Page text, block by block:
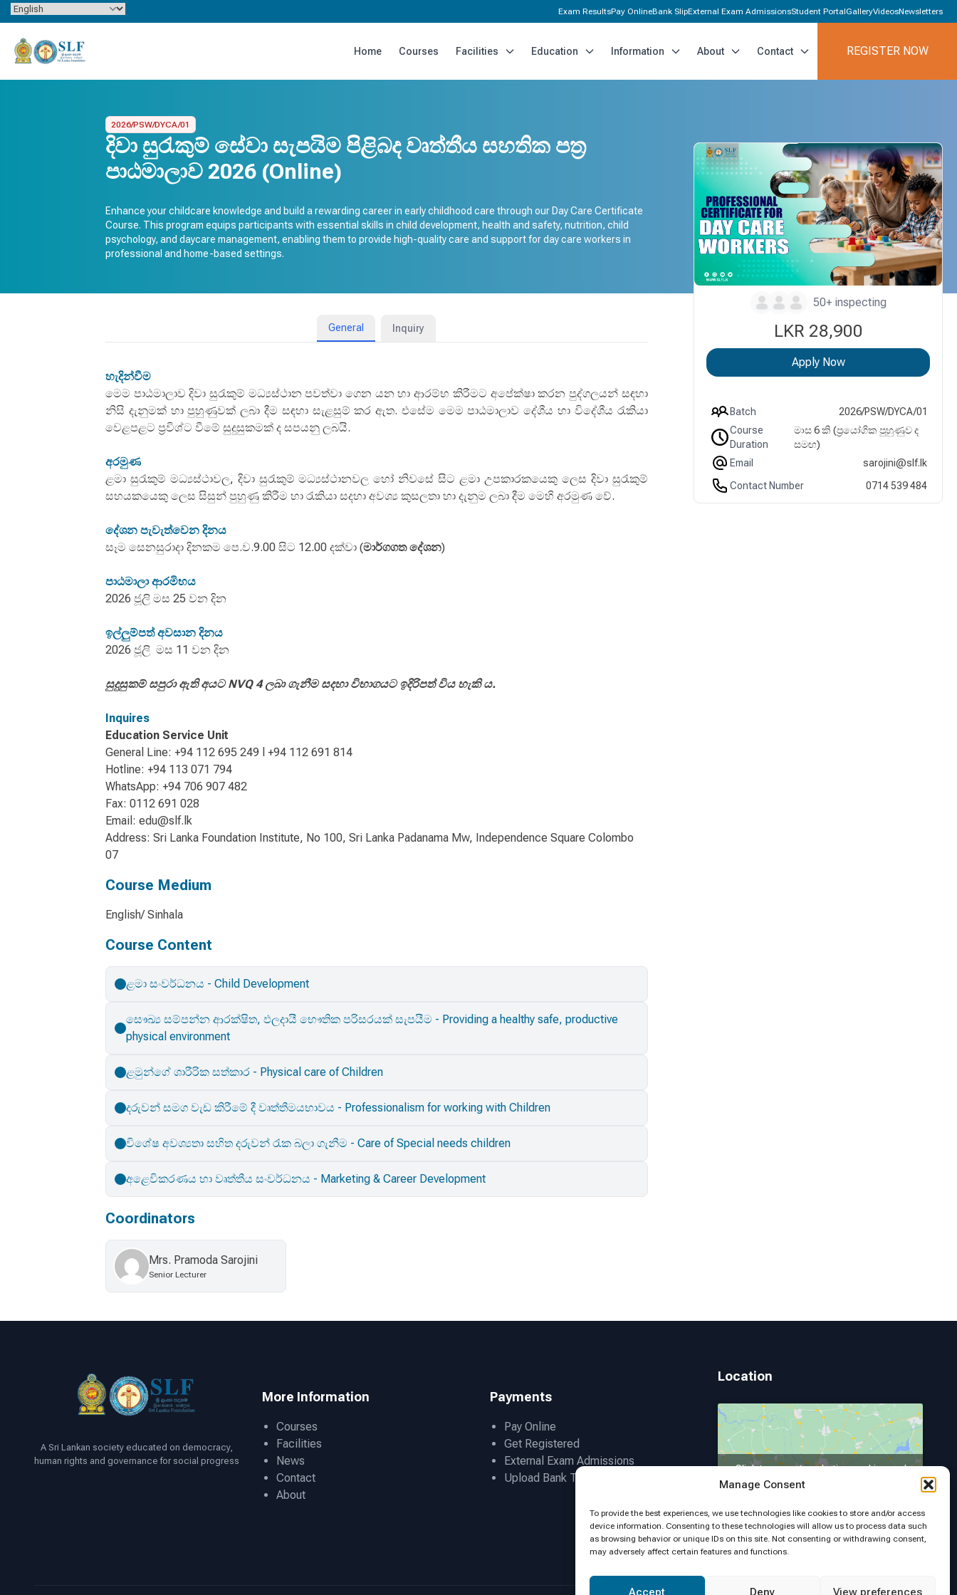
Manage Consent
To provide the best experiences, we use technologies like cookies to store and/or access
device information. Consenting to these technologies will allow us to process data such
as browsing behavior or unique IDs on this site. Not consenting or withdrawing consent,
may adversely affect certain features and functions.
Accept Deny View preferences
Skip to content Newsletters
Videos
Gallery
Student Portal
External Exam Admissions
Bank Slip
Pay Online
Exam Results
Home Courses Facilities Education Information About Contact REGISTER NOW
2026/PSW/DYCA/01
දිවා සුරැකුම් සේවා සැපයිම පිළිබද වෘත්තීය සහතික පත්‍ර
පාඨමාලාව 2026 (Online)
Enhance your childcare knowledge and build a rewarding career in early childhood care through our Day Care Certificate
Course. This program equips participants with essential skills in child development, health and safety, nutrition, child
psychology, and daycare management, enabling them to provide high-quality care and support for day care workers in
professional and home-based settings.
50+ inspecting
LKR 28,900
Apply Now
Batch
2026/PSW/DYCA/01
Course
Duration
මාස 6 කි (ප්‍රයෝගික පුහුණුව ද
සමඟ)
Email
sarojini@slf.lk
Contact Number
0714 539 484
General Inquiry
හැදින්වීම
මෙම පාඨමාලාව දිවා සුරැකුම් මධ්‍යස්ථාන පවත්වා ගෙන යන හා ආරම්භ කිරීමට අපේක්ෂා කරන පුද්ගලයන් සඳහා
නිසි දැනුමක් හා පුහුණුවක් ලබා දීම සඳහා සැළසුම් කර ඇත. එසේම මෙම පාඨමාලාව දේශීය හා විදේශීය රැකියා
වෙළපළට ප්‍රවිශ්ට වීමේ සුදුසුකමක් ද සපයනු ලබයි.
අරමුණ
ළමා සුරැකුම් මධ්‍යස්ථාවල, දිවා සුරැකුම් මධ්‍යස්ථානවල හෝ නිවසේ සිට ළමා උපකාරකයෙකු ලෙස දිවා සුරැකුම්
සහයකයෙකු ලෙස සිසුන් පුහුණු කිරීම හා රැකියා සදහා අවශ්‍ය කුසලතා හා දැනුම ලබා දීම මෙහි අරමුණ වේ.
දේශන පැවැත්වෙන දිනය
සෑම සෙනසුරාදා දිනකම පෙ.ව.9.00 සිට 12.00 දක්වා (මාර්ගගත දේශන)
පාඨමාලා ආරමිභය
2026 ජූලි මස 25 වන දින
ඉල්ලුම්පත් අවසාන දිනය
2026 ජූලි මස 11 වන දින
සුදුසුකම් සපුරා ඇති අයට NVQ 4 ලබා ගැනීම සදහා විභාගයට ඉදිරිපත් විය හැකි ය.
Inquires
Education Service Unit
General Line: +94 112 695 249 l +94 112 691 814
Hotline: +94 113 071 794
WhatsApp: +94 706 907 482
Fax: 0112 691 028
Email: edu@slf.lk
Address: Sri Lanka Foundation Institute, No 100, Sri Lanka Padanama Mw, Independence Square Colombo
07
Course Medium
English/ Sinhala
Course Content
ළමා සංවර්ධනය - Child Development
සෞඛ්‍ය සම්පන්න ආරක්ෂිත, ඵලදායී භෞතික පරිසරයක් සැපයීම - Providing a healthy safe, productive
physical environment
ළමුන්ගේ ශාරීරික සත්කාර - Physical care of Children
දරුවන් සමග වැඩ කිරීමේ දී වෘත්තීමයභාවය - Professionalism for working with Children
විශේෂ අවශ්‍යතා සහිත දරුවන් රැක බලා ගැනීම - Care of Special needs children
අළෙවිකරණය හා වෘත්තීය සංවර්ධනය - Marketing & Career Development
Coordinators
Mrs. Pramoda Sarojini
Senior Lecturer
A Sri Lankan society educated on democracy,
human rights and governance for social progress
More Information
Courses
Facilities
News
Contact
About
Payments
Pay Online
Get Registered
External Exam Admissions
Upload Bank Transfer Slip Page
Location
Click to accept marketing cookies and
enable this content